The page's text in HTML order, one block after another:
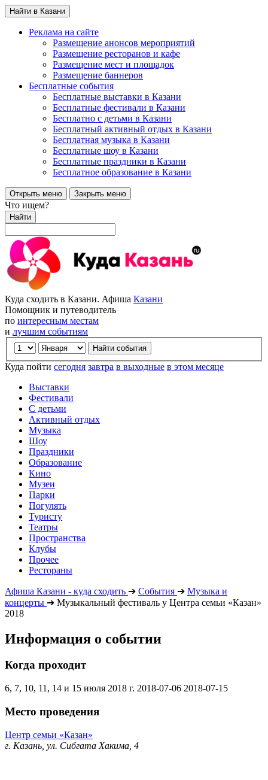
Найти в Казани
Реклама на сайте
Размещение анонсов мероприятий
Размещение ресторанов и кафе
Размещение мест и площадок
Размещение баннеров
Бесплатные события
Бесплатные выставки в Казани
Бесплатные фестивали в Казани
Бесплатно с детьми в Казани
Бесплатный активный отдых в Казани
Бесплатная музыка в Казани
Бесплатные шоу в Казани
Бесплатные праздники в Казани
Бесплатное образование в Казани
Открыть меню Закрыть меню
Что ищем?
Найти
Куда сходить в Казани. Афиша Казани
Помощник и путеводитель
по интересным местам
и лучшим событиям
Куда пойти сегодня завтра в выходные в этом месяце
Выставки
Фестивали
С детьми
Активный отдых
Музыка
Шоу
Праздники
Образование
Кино
Музеи
Парки
Погулять
Туристу
Театры
Пространства
Клубы
Прочее
Рестораны
Афиша Казани - куда сходить ➔ События ➔ Музыка и
концерты ➔ Музыкальный фестиваль у Центра семьи «Казан»
2018
Информация о событии
Когда проходит
6, 7, 10, 11, 14 и 15 июля 2018 г. 2018-07-06 2018-07-15
Место проведения
Центр семьи «Казан»
г. Казань, ул. Сибгата Хакима, 4